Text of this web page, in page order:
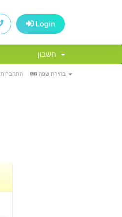
Login
התחברות